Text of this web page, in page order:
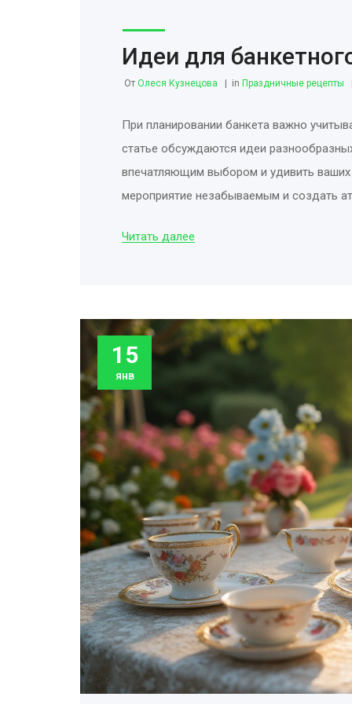
Идеи для
От Олеся Кузнецова in Праздничные рецепты
При планировании банкета важно
статье обсуждаются идеи
впечатляющим выбором и удивить ваших
мероприятие незабываемым и создать
Читать далее
15
янв